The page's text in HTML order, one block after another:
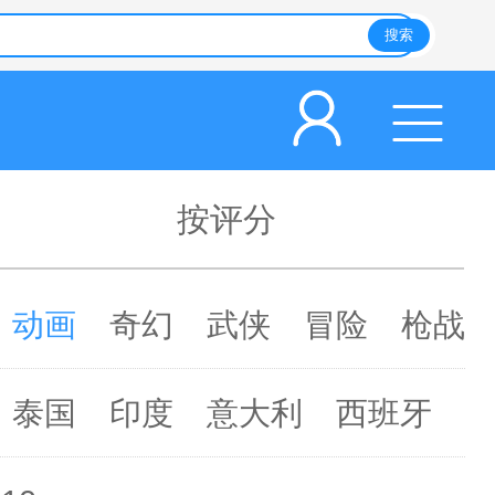
按评分
动画 奇幻 武侠 冒险 枪战
泰国 印度 意大利 西班牙